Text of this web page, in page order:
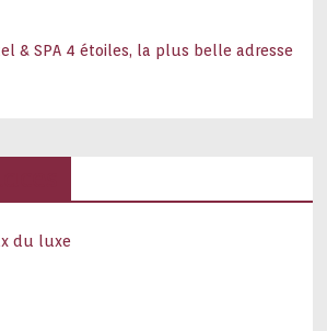
& SPA 4 étoiles, la plus belle adresse
du luxe